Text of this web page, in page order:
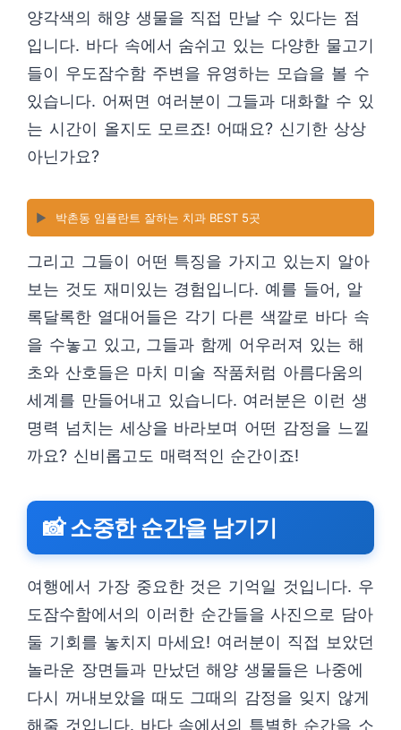
양각색의 해양 생물을 직접 만날 수 있다는 점
입니다. 바다 속에서 숨쉬고 있는 다양한 물고기
들이 우도잠수함 주변을 유영하는 모습을 볼 수
있습니다. 어쩌면 여러분이 그들과 대화할 수 있
는 시간이 올지도 모르죠! 어때요? 신기한 상상
아닌가요?
▶️ 박촌동 임플란트 잘하는 치과 BEST 5곳
그리고 그들이 어떤 특징을 가지고 있는지 알아
보는 것도 재미있는 경험입니다. 예를 들어, 알
록달록한 열대어들은 각기 다른 색깔로 바다 속
을 수놓고 있고, 그들과 함께 어우러져 있는 해
초와 산호들은 마치 미술 작품처럼 아름다움의
세계를 만들어내고 있습니다. 여러분은 이런 생
명력 넘치는 세상을 바라보며 어떤 감정을 느낄
까요? 신비롭고도 매력적인 순간이죠!
📸 소중한 순간을 남기기
여행에서 가장 중요한 것은 기억일 것입니다. 우
도잠수함에서의 이러한 순간들을 사진으로 담아
둘 기회를 놓치지 마세요! 여러분이 직접 보았던
놀라운 장면들과 만났던 해양 생물들은 나중에
다시 꺼내보았을 때도 그때의 감정을 잊지 않게
해줄 것입니다. 바다 속에서의 특별한 순간을 소